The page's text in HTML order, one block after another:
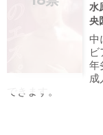
水
央
中
年
成
できます。